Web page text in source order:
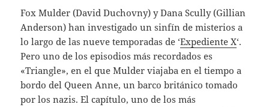
Fox Mulder (David Duchovny) y Dana Scully (Gillian
Anderson) han investigado un sinfín de misterios a
lo largo de las nueve temporadas de ‘Expediente X‘.
Pero uno de los episodios más recordados es
«Triangle», en el que Mulder viajaba en el tiempo a
bordo del Queen Anne, un barco británico tomado
por los nazis. El capítulo, uno de los más